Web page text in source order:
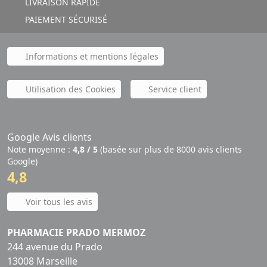
PAIEMENT SÉCURISÉ
Informations et mentions légales
Utilisation des Cookies Service client
Google Avis clients
Note moyenne : 4,8 / 5 (basée sur plus de 8000 avis clients
Google)
4,8
Voir tous les avis
PHARMACIE PRADO MERMOZ
244 avenue du Prado
13008 Marseille